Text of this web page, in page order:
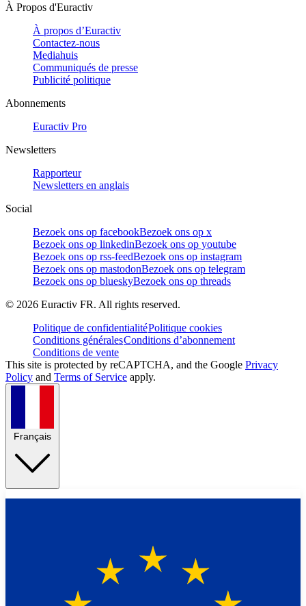
À Propos d'Euractiv
À propos d’Euractiv
Contactez-nous
Mediahuis
Communiqués de presse
Publicité politique
Abonnements
Euractiv Pro
Newsletters
Rapporteur
Newsletters en anglais
Social
Bezoek ons op facebookBezoek ons op x
Bezoek ons op linkedinBezoek ons op youtube
Bezoek ons op rss-feedBezoek ons op instagram
Bezoek ons op mastodonBezoek ons op telegram
Bezoek ons op blueskyBezoek ons op threads
© 2026 Euractiv FR. All rights reserved.
Politique de confidentialitéPolitique cookies
Conditions généralesConditions d’abonnement
Conditions de vente
This site is protected by reCAPTCHA, and the Google Privacy
Policy and Terms of Service apply.
Français